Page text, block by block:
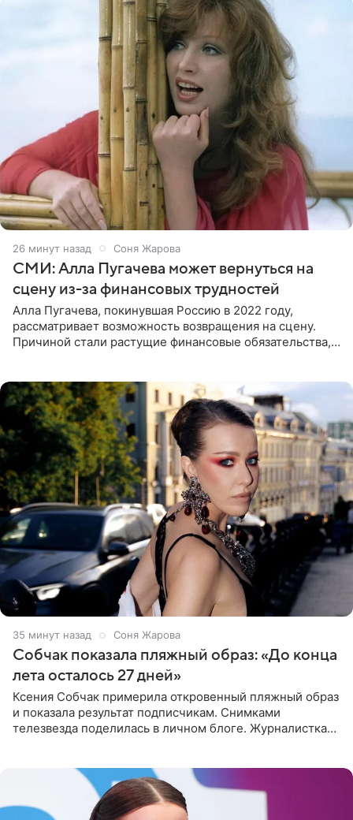
26 минут назад Соня Жарова
СМИ: Алла Пугачева может вернуться на
сцену из-за финансовых трудностей
Алла Пугачева, покинувшая Россию в 2022 году,
рассматривает возможность возвращения на сцену.
Причиной стали растущие финансовые обязательства,
35 минут назад Соня Жарова
Собчак показала пляжный образ: «До конца
лета осталось 27 дней»
Ксения Собчак примерила откровенный пляжный образ
и показала результат подписчикам. Снимками
телезвезда поделилась в личном блоге. Журналистка